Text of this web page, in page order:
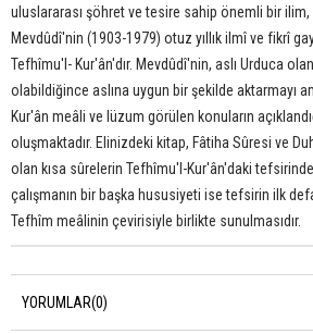
uluslararası şöhret ve tesire sahip önemli bir
Mevdûdî'nin (1903-1979) otuz yıllık ilmî ve fikrî
Tefhîmu'l- Kur'ân'dır. Mevdûdî'nin, aslı Urduca
olabildiğince aslına uygun bir şekilde aktarmayı
Kur'ân meâli ve lüzum görülen konuların
oluşmaktadır. Elinizdeki kitap, Fâtiha Sûresi ve
olan kısa sûrelerin Tefhîmu'l-Kur'ân'daki
çalışmanın bir başka hususiyeti ise tefsirin ilk
Tefhîm meâlinin çevirisiyle birlikte sunulmasıdır.
YORUMLAR(0)